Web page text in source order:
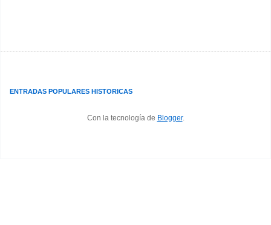
ENTRADAS POPULARES HISTORICAS
Con la tecnología de Blogger.